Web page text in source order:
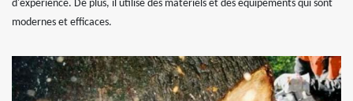
d'expérience. De plus, il utilise des matériels et des équipements qui sont
modernes et efficaces.